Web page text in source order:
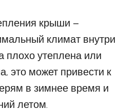
крыши –
климат внутри
плохо утеплена или
это может привести к
в зимнее время и
летом.